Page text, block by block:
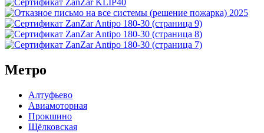
Метро
Алтуфьево
Авиамоторная
Прокшино
Щёлковская